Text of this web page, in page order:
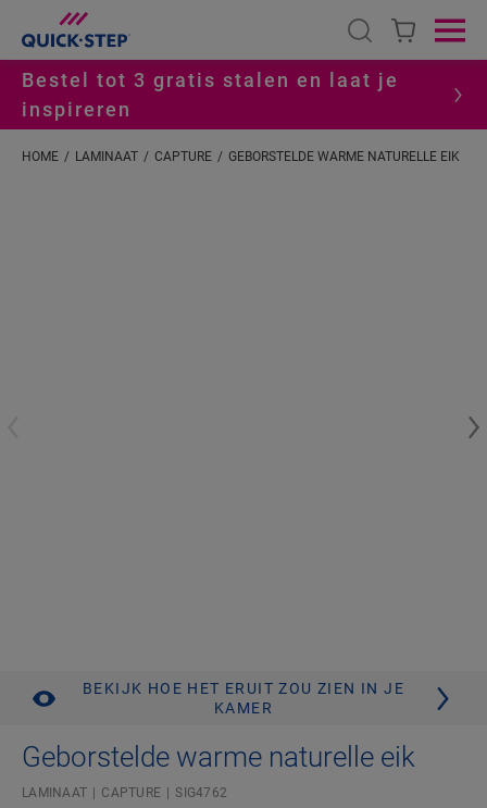
Open search
Bestel tot 3 gratis stalen en laat je
inspireren
HOME LAMINAAT CAPTURE GEBORSTELDE WARME NATURELLE EIK
BEKIJK HOE HET ERUIT ZOU ZIEN IN JE
KAMER
Geborstelde warme naturelle eik
LAMINAAT CAPTURE SIG4762